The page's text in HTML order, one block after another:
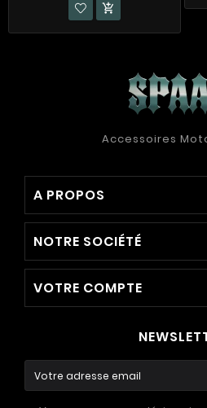

Accessoires
A PROPOS
NOTRE SOCIÉTÉ
VOTRE COMPTE